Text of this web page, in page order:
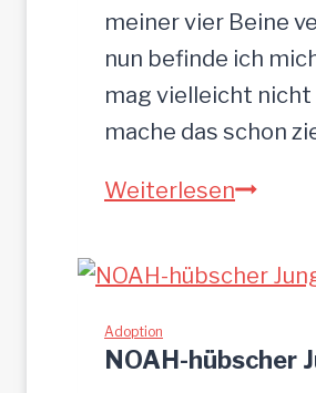
meiner vier Beine
nun befinde ich
mag vielleicht
mache das schon
WeiterlesenS
n
–
Adoption
NOAH-hübscher